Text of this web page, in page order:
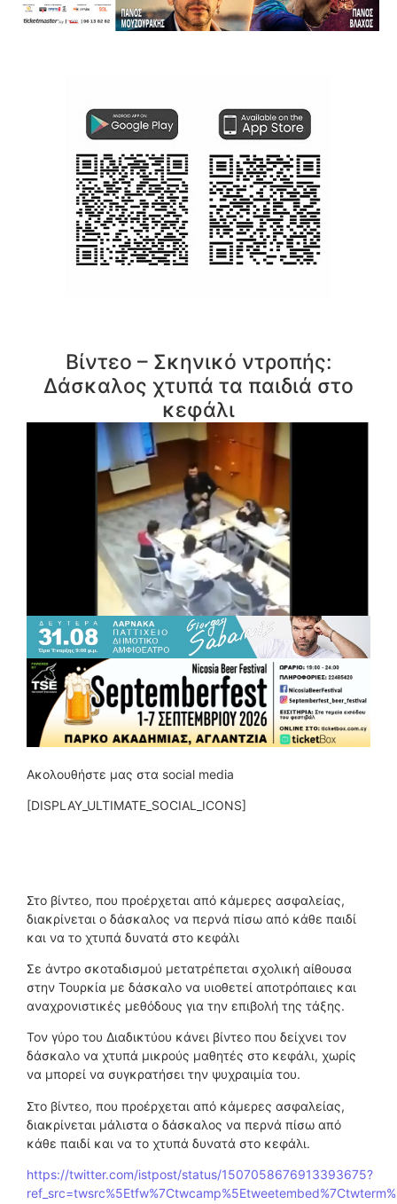
Βίντεο – Σκηνικό ντροπής:
Δάσκαλος χτυπά τα παιδιά στο
κεφάλι
Ακολουθήστε μας στα social media
[DISPLAY_ULTIMATE_SOCIAL_ICONS]
Στο βίντεο, που προέρχεται από κάμερες ασφαλείας,
διακρίνεται ο δάσκαλος να περνά πίσω από κάθε παιδί
και να το χτυπά δυνατά στο κεφάλι
Σε άντρο σκοταδισμού μετατρέπεται σχολική αίθουσα
στην Τουρκία με δάσκαλο να υιοθετεί αποτρόπαιες και
αναχρονιστικές μεθόδους για την επιβολή της τάξης.
Τον γύρο του Διαδικτύου κάνει βίντεο που δείχνει τον
δάσκαλο να χτυπά μικρούς μαθητές στο κεφάλι, χωρίς
να μπορεί να συγκρατήσει την ψυχραιμία του.
Στο βίντεο, που προέρχεται από κάμερες ασφαλείας,
διακρίνεται μάλιστα ο δάσκαλος να περνά πίσω από
κάθε παιδί και να το χτυπά δυνατά στο κεφάλι.
https://twitter.com/istpost/status/1507058676913393675?